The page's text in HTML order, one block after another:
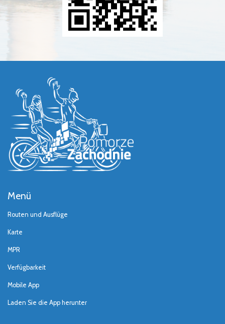
Menü
Routen und Ausflüge
Karte
MPR
Verfügbarkeit
Mobile App
Laden Sie die App herunter